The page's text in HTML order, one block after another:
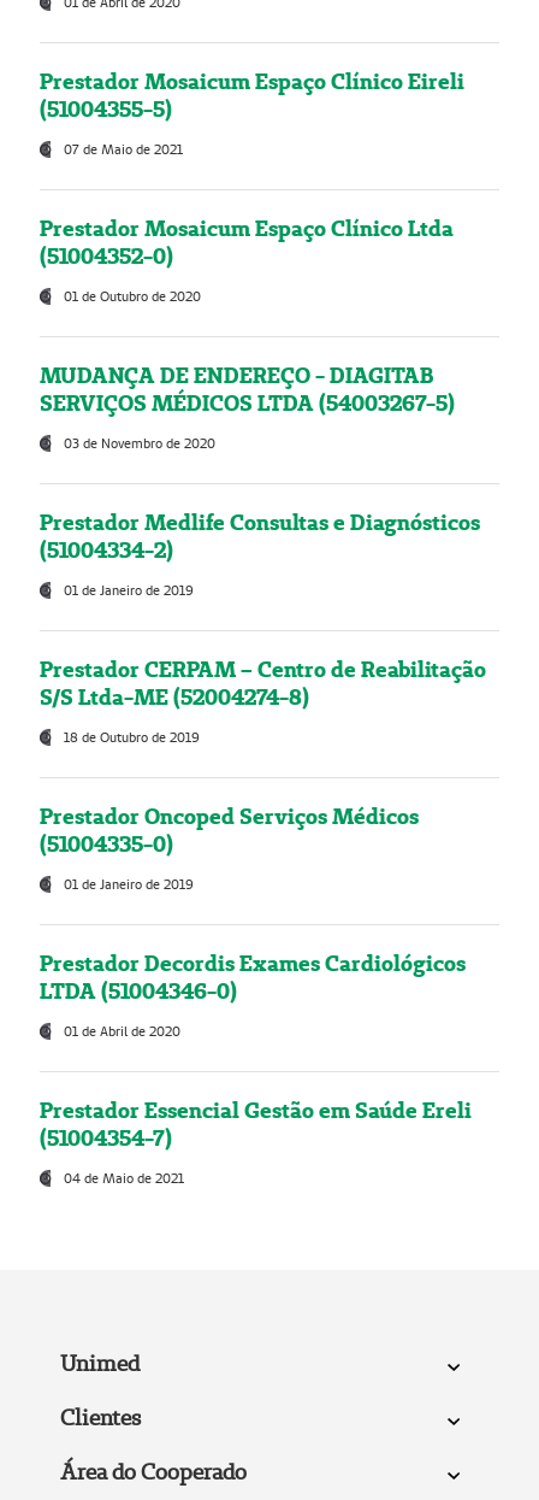
Prestador Mosaicum Espaço Clínico Eireli
(51004355-5)
07 de Maio de 2021
Prestador Mosaicum Espaço Clínico Ltda
(51004352-0)
01 de Outubro de 2020
MUDANÇA DE ENDEREÇO - DIAGITAB
SERVIÇOS MÉDICOS LTDA (54003267-5)
03 de Novembro de 2020
Prestador Medlife Consultas e Diagnósticos
(51004334-2)
01 de Janeiro de 2019
Prestador CERPAM – Centro de Reabilitação
S/S Ltda-ME (52004274-8)
18 de Outubro de 2019
Prestador Oncoped Serviços Médicos
(51004335-0)
01 de Janeiro de 2019
Prestador Decordis Exames Cardiológicos
LTDA (51004346-0)
01 de Abril de 2020
Prestador Essencial Gestão em Saúde Ereli
(51004354-7)
04 de Maio de 2021
Unimed
Clientes
Área do Cooperado